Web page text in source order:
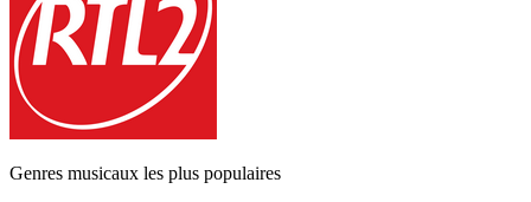
Genres musicaux les plus populaires